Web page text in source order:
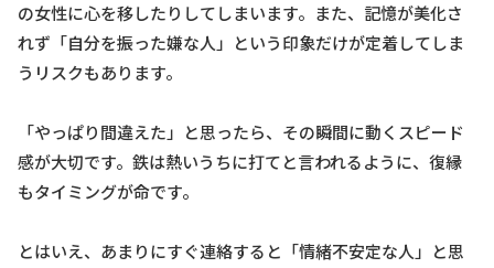
の女性に心を移したりしてしまいます。また、記憶が美化さ
れず「自分を振った嫌な人」という印象だけが定着してしま
うリスクもあります。
「やっぱり間違えた」と思ったら、その瞬間に動くスピード
感が大切です。鉄は熱いうちに打てと言われるように、復縁
もタイミングが命です。
とはいえ、あまりにすぐ連絡すると「情緒不安定な人」と思